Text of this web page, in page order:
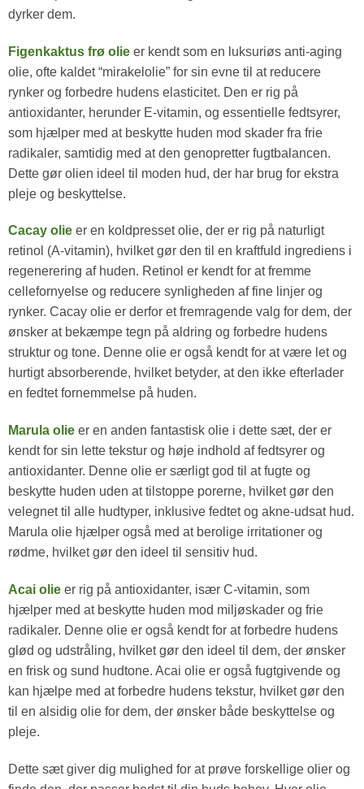
dyrker dem.
Figenkaktus frø olieer kendt som en luksuriøs anti-aging
olie, ofte kaldet “mirakelolie” for sin evne til at reducere
rynker og forbedre hudens elasticitet. Den er rig på
antioxidanter, herunder E-vitamin, og essentielle fedtsyrer,
som hjælper med at beskytte huden mod skader fra frie
radikaler, samtidig med at den genopretter fugtbalancen.
Dette gør olien ideel til moden hud, der har brug for ekstra
pleje og beskyttelse.
Cacay olieer en koldpresset olie, der er rig på naturligt
retinol (A-vitamin), hvilket gør den til en kraftfuld ingrediens i
regenerering af huden. Retinol er kendt for at fremme
cellefornyelse og reducere synligheden af fine linjer og
rynker. Cacay olie er derfor et fremragende valg for dem, der
ønsker at bekæmpe tegn på aldring og forbedre hudens
struktur og tone. Denne olie er også kendt for at være let og
hurtigt absorberende, hvilket betyder, at den ikke efterlader
en fedtet fornemmelse på huden.
Marula olieer en anden fantastisk olie i dette sæt, der er
kendt for sin lette tekstur og høje indhold af fedtsyrer og
antioxidanter. Denne olie er særligt god til at fugte og
beskytte huden uden at tilstoppe porerne, hvilket gør den
velegnet til alle hudtyper, inklusive fedtet og akne-udsat hud.
Marula olie hjælper også med at berolige irritationer og
rødme, hvilket gør den ideel til sensitiv hud.
Acai olieer rig på antioxidanter, især C-vitamin, som
hjælper med at beskytte huden mod miljøskader og frie
radikaler. Denne olie er også kendt for at forbedre hudens
glød og udstråling, hvilket gør den ideel til dem, der ønsker
en frisk og sund hudtone. Acai olie er også fugtgivende og
kan hjælpe med at forbedre hudens tekstur, hvilket gør den
til en alsidig olie for dem, der ønsker både beskyttelse og
pleje.
Dette sæt giver dig mulighed for at prøve forskellige olier og